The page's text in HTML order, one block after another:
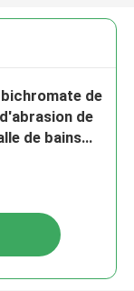
de
de
de bains